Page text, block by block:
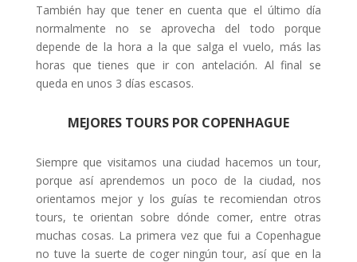
También hay que tener en cuenta que el último día
normalmente no se aprovecha del todo porque
depende de la hora a la que salga el vuelo, más las
horas que tienes que ir con antelación. Al final se
queda en unos 3 días escasos.
MEJORES TOURS POR COPENHAGUE
Siempre que visitamos una ciudad hacemos un tour,
porque así aprendemos un poco de la ciudad, nos
orientamos mejor y los guías te recomiendan otros
tours, te orientan sobre dónde comer, entre otras
muchas cosas. La primera vez que fui a Copenhague
no tuve la suerte de coger ningún tour, así que en la